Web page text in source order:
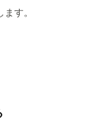
す。